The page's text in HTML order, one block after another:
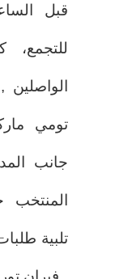
للتجمع،
الواصلين
تومي
جانب
المنتخب
تلبية